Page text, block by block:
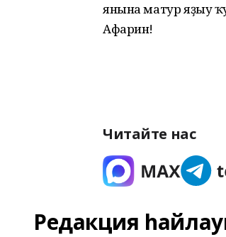
янына матур яҙыу
Афарин!
Читайте нас
Редакция